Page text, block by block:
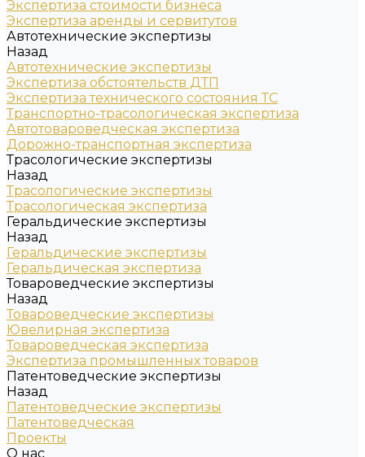
Экспертиза стоимости бизнеса
Экспертиза аренды и сервитутов
Автотехнические экспертизы
Назад
Автотехнические экспертизы
Экспертиза обстоятельств ДТП
Экспертиза технического состояния ТС
Транспортно-трасологическая экспертиза
Автотовароведческая экспертиза
Дорожно-транспортная экспертиза
Трасологические экспертизы
Назад
Трасологические экспертизы
Трасологическая экспертиза
Геральдические экспертизы
Назад
Геральдические экспертизы
Геральдическая экспертиза
Товароведческие экспертизы
Назад
Товароведческие экспертизы
Ювелирная экспертиза
Товароведческая экспертиза
Экспертиза промышленных товаров
Патентоведческие экспертизы
Назад
Патентоведческие экспертизы
Патентоведческая
Проекты
О нас